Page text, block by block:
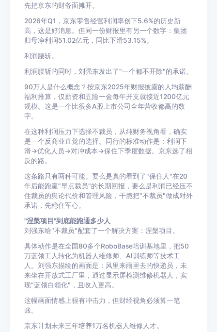
先把京东的财务面摊开。
2026年Q1，京东零售经营利润率创下5.6%的历史新
高，这是好消息。但同一份财报里有另一个数字：集团
归母净利润51.02亿元，同比下滑53.15%。
利润腰斩。
利润腰斩的同时，刘强东发出了"一个都不开除"的承诺。
90万人是什么概念？按京东2025年财报披露的人均薪酬
福利推算，仅薪资和五险一金每年开支就接近1200亿元
规模。这是一个比很多A股上市公司全年营收都高的数
字。
在这种利润压力下选择不裁员，从纯财务视角看，确实
是一个反商业直觉的选择。同行的标准动作是：利润下
滑→优化人员→对冲成本→保住下季度数据。京东选了相
反的路。
这条路只有两种可能。要么是真的看到了"保住人"在20
年后能跑赢"早点裁员"的长期回报，要么是利润已经压不
住裁员的舆论代价和管理风险，干脆把"不裁员"做成对外
承诺，先稳住军心。
"涅槃项目"到底能跑通多少人
刘强东给"不裁员"配套了一个解决方案：涅槃项目。
具体动作是在全国80多个RoboBase培训基地里，把50
万蓝领工人转化为机器人维修师、AI训练师等技术工
人。刘强东描绘的画面是：风里来雨里去的快递员，未
来坐在开放式工厂里，通过显示屏检测维修机器人，实
现"蓝领白领化"，且收入更高。
这幅画面情感上很有冲击力，但财经视角必须算一笔
账。
京东计划未来三年培养1万名机器人维修人才。